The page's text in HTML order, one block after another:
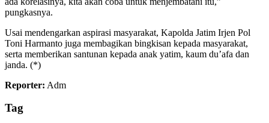
pungkasnya.
Usai mendengarkan aspirasi masyarakat, Kapolda Jatim Irjen Pol
Toni Harmanto juga membagikan bingkisan kepada masyarakat,
serta memberikan santunan kepada anak yatim, kaum du’afa dan
janda. (*)
Reporter: Adm
Tag